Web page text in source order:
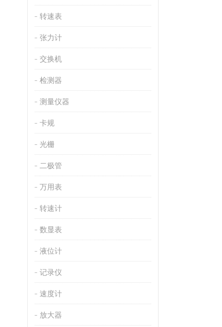
转速表
张力计
交换机
检测器
测量仪器
卡规
光栅
二极管
万用表
转速计
数显表
液位计
记录仪
速度计
放大器